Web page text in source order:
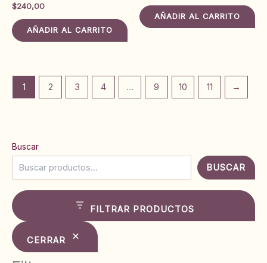
$240,00
AÑADIR AL CARRITO
AÑADIR AL CARRITO
1 2 3 4 … 9 10 11 →
Buscar
BUSCAR
FILTRAR PRODUCTOS
CERRAR